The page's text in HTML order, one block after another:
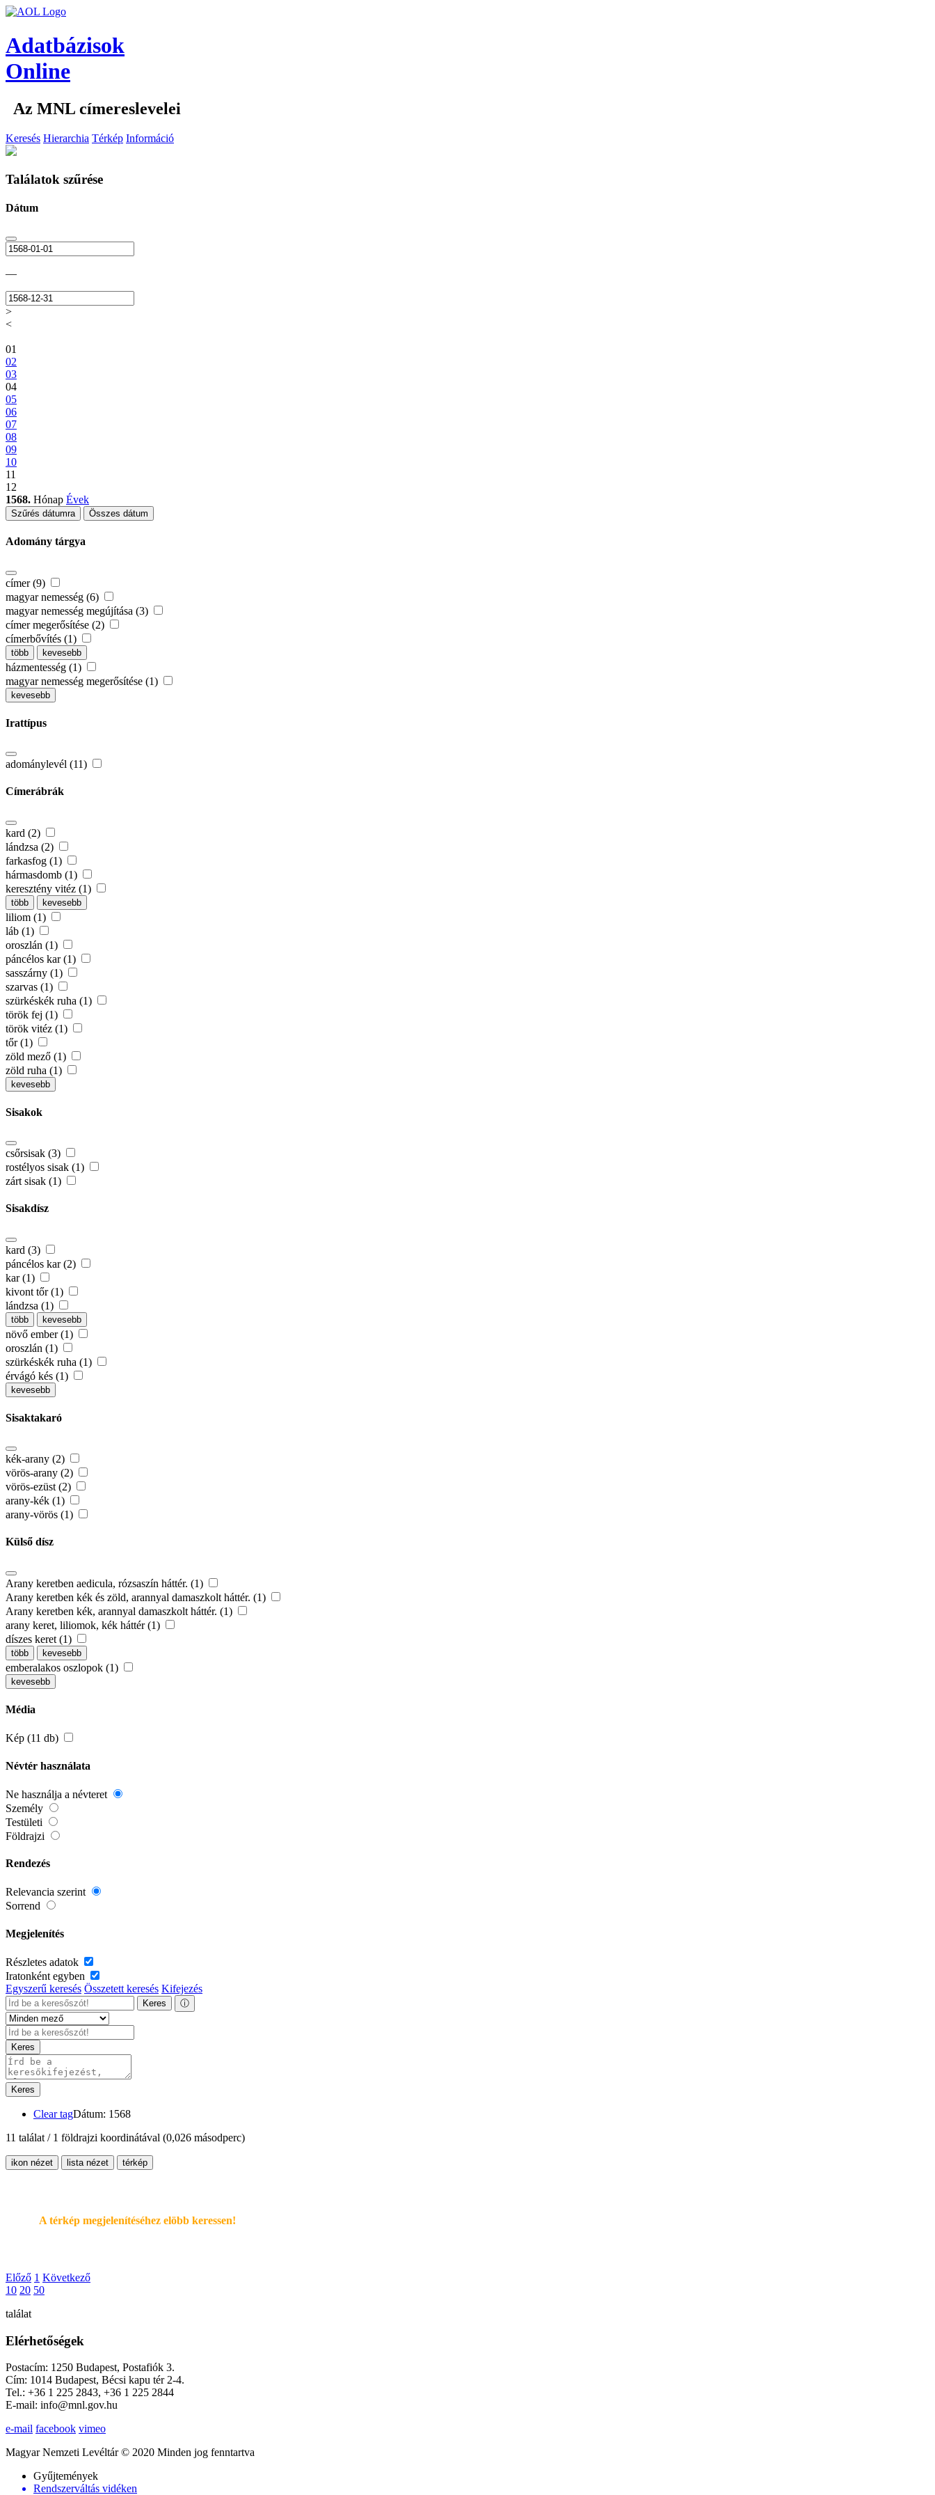
Adatbázisok
Online
Az MNL címereslevelei
Keresés Hierarchia Térkép Információ
Találatok szűrése
Dátum
—
>
<
01
02
03
04
05
06
07
08
09
10
11
12
1568. Hónap Évek
Szűrés dátumra Összes dátum
Adomány tárgya
címer (9)
magyar nemesség (6)
magyar nemesség megújítása (3)
címer megerősítése (2)
címerbővítés (1)
több kevesebb
házmentesség (1)
magyar nemesség megerősítése (1)
kevesebb
Irattípus
adománylevél (11)
Címerábrák
kard (2)
lándzsa (2)
farkasfog (1)
hármasdomb (1)
keresztény vitéz (1)
több kevesebb
liliom (1)
láb (1)
oroszlán (1)
páncélos kar (1)
sasszárny (1)
szarvas (1)
szürkéskék ruha (1)
török fej (1)
török vitéz (1)
tőr (1)
zöld mező (1)
zöld ruha (1)
kevesebb
Sisakok
csőrsisak (3)
rostélyos sisak (1)
zárt sisak (1)
Sisakdísz
kard (3)
páncélos kar (2)
kar (1)
kivont tőr (1)
lándzsa (1)
több kevesebb
növő ember (1)
oroszlán (1)
szürkéskék ruha (1)
érvágó kés (1)
kevesebb
Sisaktakaró
kék-arany (2)
vörös-arany (2)
vörös-ezüst (2)
arany-kék (1)
arany-vörös (1)
Külső dísz
Arany keretben aedicula, rózsaszín háttér. (1)
Arany keretben kék és zöld, arannyal damaszkolt háttér. (1)
Arany keretben kék, arannyal damaszkolt háttér. (1)
arany keret, liliomok, kék háttér (1)
díszes keret (1)
több kevesebb
emberalakos oszlopok (1)
kevesebb
Média
Kép (11 db)
Névtér használata
Ne használja a névteret
Személy
Testületi
Földrajzi
Rendezés
Relevancia szerint
Sorrend
Megjelenítés
Részletes adatok
Iratonként egyben
Egyszerű keresés Összetett keresés Kifejezés
Keres ⓘ
Keres
Keres
Clear tagDátum: 1568
11 találat / 1 földrajzi koordinátával (0,026 másodperc)
ikon nézet lista nézet térkép
A térkép megjelenítéséhez elöbb keressen!
Előző 1 Következő
10 20 50
találat
Elérhetőségek
Postacím: 1250 Budapest, Postafiók 3.
Cím: 1014 Budapest, Bécsi kapu tér 2-4.
Tel.: +36 1 225 2843, +36 1 225 2844
E-mail: info@mnl.gov.hu
e-mail facebook vimeo
Magyar Nemzeti Levéltár © 2020 Minden jog fenntartva
Gyűjtemények
Rendszerváltás vidéken